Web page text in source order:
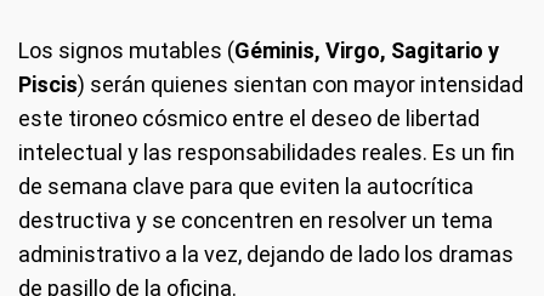
Los signos mutables (Géminis, Virgo, Sagitario y
Piscis) serán quienes sientan con mayor intensidad
este tironeo cósmico entre el deseo de libertad
intelectual y las responsabilidades reales. Es un fin
de semana clave para que eviten la autocrítica
destructiva y se concentren en resolver un tema
administrativo a la vez, dejando de lado los dramas
de pasillo de la oficina.